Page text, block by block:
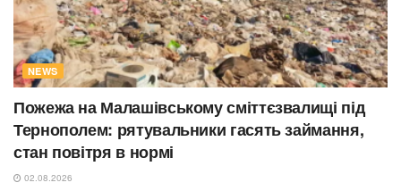
NEWS
Пожежа на Малашівському сміттєзвалищі під
Тернополем: рятувальники гасять займання,
стан повітря в нормі
02.08.2026